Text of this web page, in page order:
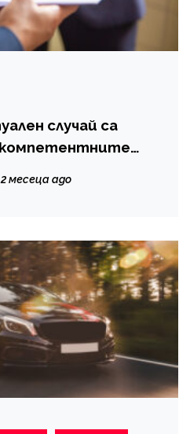
случай са
2 месеца ago